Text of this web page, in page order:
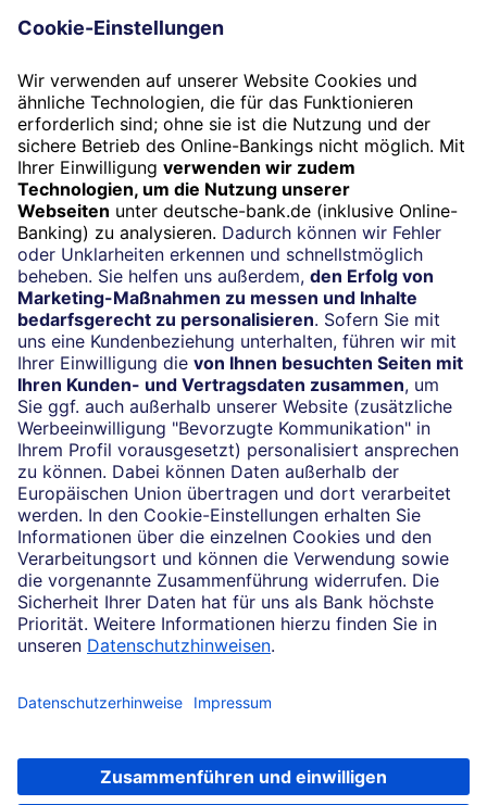
gibt nicht in jedem Fall die Meinung des Herausgebers
(Deutsche Bank AG) wieder.
Termin
Beratung vereinbaren
24/7-Kundenservice
(069) 910-100 61
Impressum
Konditionen und Preise
Rechtliche Hinweise
Datenschutz
Ihr Feedback zur Website
Soweit auf dieser Internetseite von der Deutschen Bank die Rede ist, bezieht